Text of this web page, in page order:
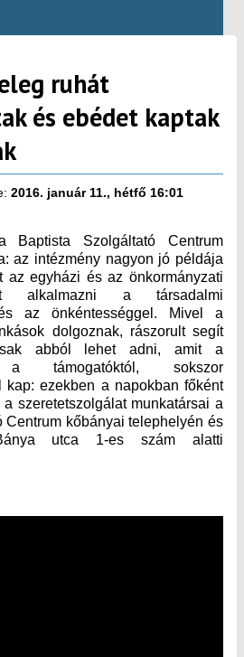
ruhát
és ebédet kaptak
2016. január 11., hétfő 16:01
Baptista Szolgáltató Centrum
az intézmény nagyon jó példája
az egyházi és az önkormányzati
alkalmazni a társadalmi
az önkéntességgel. Mivel a
dolgoznak, rászorult segít
abból lehet adni, amit a
a támogatóktól, sokszor
kap: ezekben a napokban főként
szeretetszolgálat munkatársai a
Centrum kőbányai telephelyén és
utca 1-es szám alatti